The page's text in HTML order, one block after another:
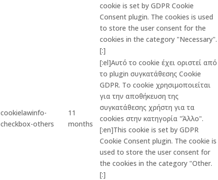
cookie is set by GDPR Cookie
Consent plugin. The cookies is used
to store the user consent for the
cookies in the category "Necessary".
[:]
cookielawinfo-
checkbox-others
11
months
[:el]Αυτό το cookie έχει οριστεί από
το plugin συγκατάθεσης Cookie
GDPR. Το cookie χρησιμοποιείται
για την αποθήκευση της
συγκατάθεσης χρήστη για τα
cookies στην κατηγορία "Άλλο".
[:en]This cookie is set by GDPR
Cookie Consent plugin. The cookie is
used to store the user consent for
the cookies in the category "Other.
[:]